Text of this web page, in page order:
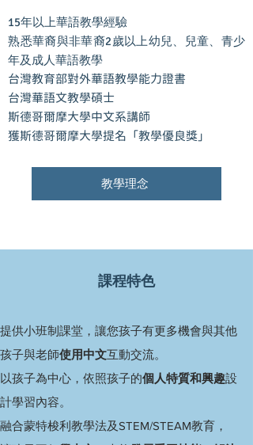
15年以上華語教學經驗
​熟悉華裔與非華裔2歲以上幼兒、兒童、青少
年及成人華語教學
台灣教育部對外華語教學能力證書
台灣華語文教學碩士
斯德哥爾摩大學中文系講師
獲斯德哥爾摩大學提名「教學優良獎」
教學理念
課程特色
提供小班制課堂，讓您孩子有更多機會與其他
孩子與老師使用中文互動交流。
以孩子為中心，依照孩子的個人特質和興趣設
計學習內容。
融合蒙特梭利教學法及STEM/STEAM教育，